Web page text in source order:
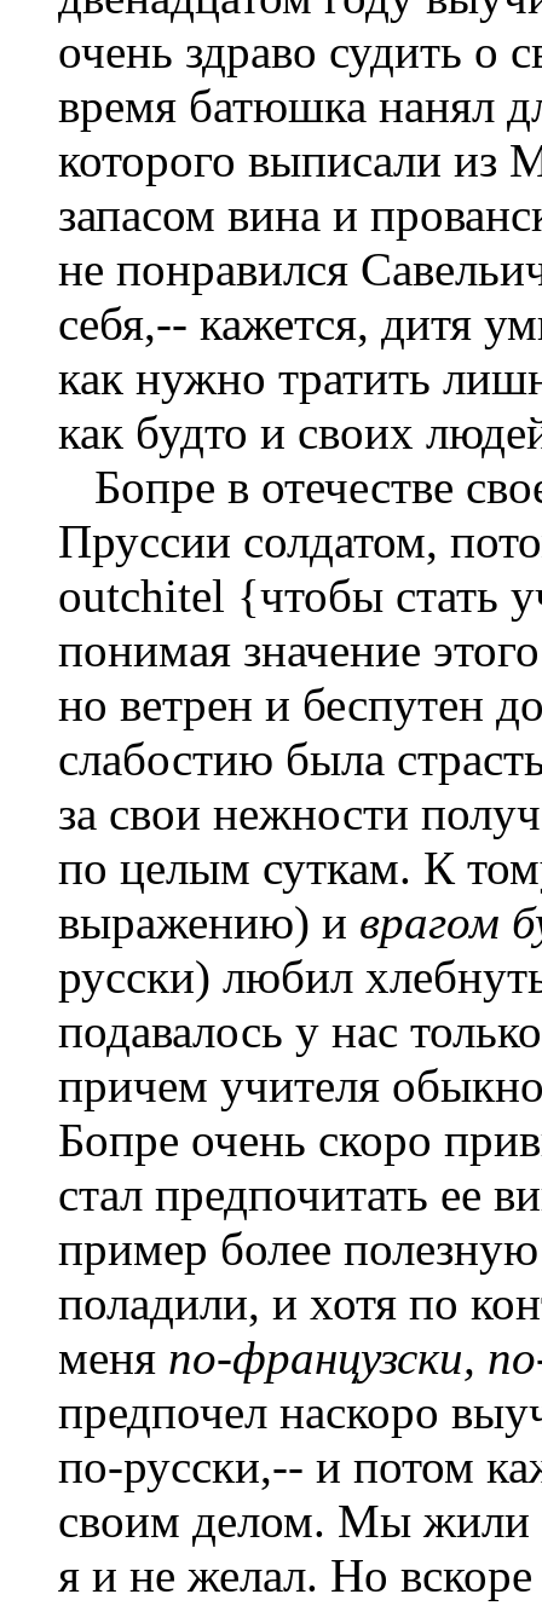
очень здраво судить о
время батюшка нанял
которого выписали из
запасом вина и
не понравился
себя,-- кажется, дитя
как нужно тратить
как будто и своих
Бопре в отечестве
Пруссии солдатом,
outchitel {чтобы стать
понимая значение
но ветрен и беспутен
слабостию была
за свои нежности
по целым суткам. К
выражению) и врагом
русски) любил
подавалось у нас
причем учителя
Бопре очень скоро
стал предпочитать ее
пример более
поладили, и хотя по
меня по-французски,
предпочел наскоро
по-русски,-- и потом
своим делом. Мы жили
я и не желал. Но